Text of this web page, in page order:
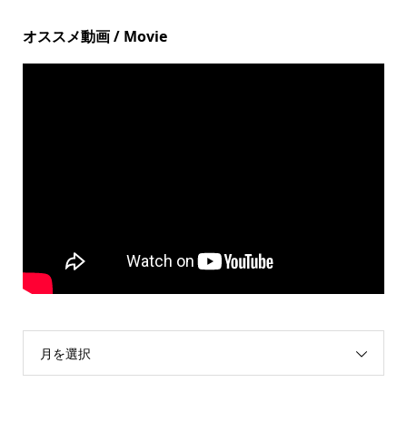
オススメ動画 / Movie
月を選択